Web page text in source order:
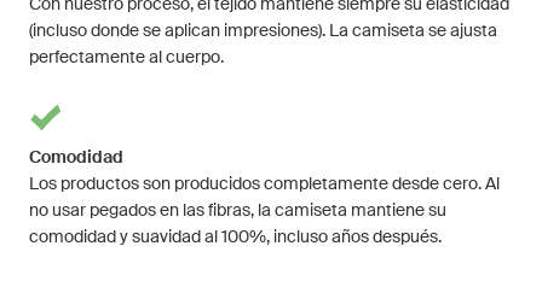
Con nuestro proceso, el tejido mantiene siempre su elasticidad
(incluso donde se aplican impresiones). La camiseta se ajusta
perfectamente al cuerpo.
Comodidad
Los productos son producidos completamente desde cero. Al
no usar pegados en las fibras, la camiseta mantiene su
comodidad y suavidad al 100%, incluso años después.